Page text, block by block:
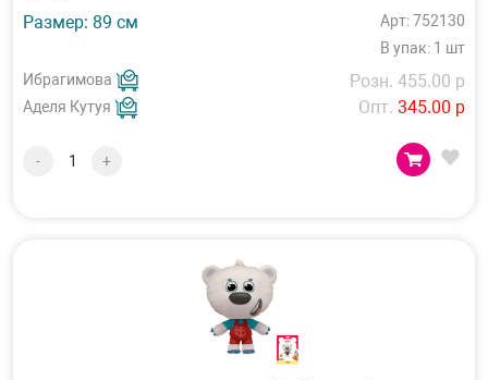
Размер: 89 см
Арт: 752130
В упак: 1 шт
Ибрагимова
Аделя Кутуя
Розн. 455.00 р
Опт. 345.00 р
- +